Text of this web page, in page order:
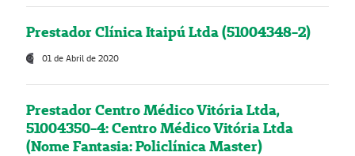
Prestador Clínica Itaipú Ltda (51004348-2)
01 de Abril de 2020
Prestador Centro Médico Vitória Ltda,
51004350-4: Centro Médico Vitória Ltda
(Nome Fantasia: Policlínica Master)